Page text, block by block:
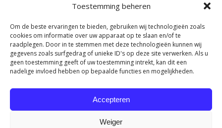
Toestemming beheren
Om de beste ervaringen te bieden, gebruiken wij technologieën zoals
cookies om informatie over uw apparaat op te slaan en/of te
raadplegen. Door in te stemmen met deze technologieën kunnen wij
gegevens zoals surfgedrag of unieke ID's op deze site verwerken. Als u
geen toestemming geeft of uw toestemming intrekt, kan dit een
nadelige invloed hebben op bepaalde functies en mogelijkheden.
Accepteren
Weiger
Zere benen
Links
Disclaimer
Kosten en vergoedingen
Klachtenregeling